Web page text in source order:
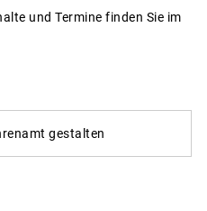
und Termine finden Sie im
gestalten